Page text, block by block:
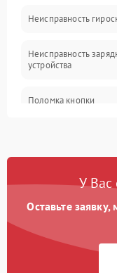
Неисправность
Неисправность
устройства
Поломка кнопки
наклона
зарядки
Повреждение
У Вас
Оставьте